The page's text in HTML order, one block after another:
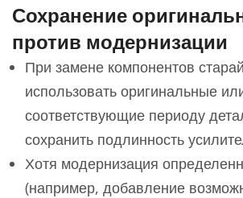
Сохранение
против модернизации
При замене компонентов
использовать оригинальные
соответствующие периоду
сохранить подлинность
Хотя модернизация
(например, добавление